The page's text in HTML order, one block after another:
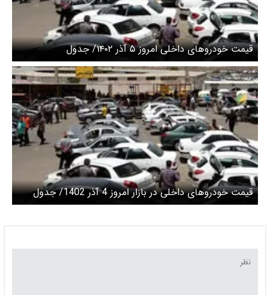
قیمت خودروهای داخلی امروز ۵ آذر ۱۴۰۲/ جدول
قیمت خودروهای داخلی در بازار امروز 4 آذر 1402/ جدول